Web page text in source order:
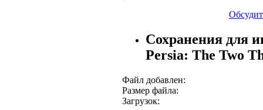
Сохранения для
Persia: The Two
Файл добавлен:
Размер файла:
Загрузок: